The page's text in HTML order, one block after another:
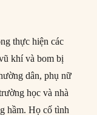
thực hiện các
khí và bom bị
dân, phụ nữ
học và nhà
hầm. Họ cố tình